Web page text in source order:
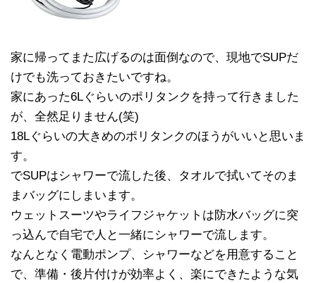
家に帰ってまた広げるのは面倒なので、現地でSUPだ
けでも洗っておきたいですね。
家にあった6Lぐらいのポリタンクを持って行きました
が、全然足りません(笑)
18Lぐらいの大きめのポリタンクのほうがいいと思いま
す。
でSUPはシャワーで流した後、タオルで拭いてそのま
まバッグにしまいます。
ウェットスーツやライフジャケットは防水バッグに突
っ込んで自宅で人と一緒にシャワーで流します。
なんとなく電動ポンプ、シャワーなどを用意すること
で、準備・後片付けが効率よく、楽にできたような気